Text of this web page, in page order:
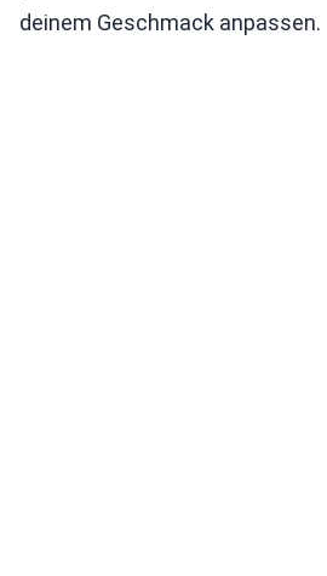
deinem Geschmack anpassen.